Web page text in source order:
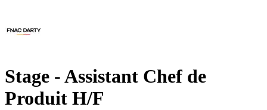
Stage - Assistant Chef de
Produit H/F